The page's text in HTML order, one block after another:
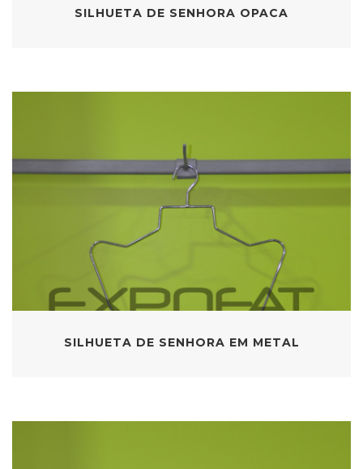
SILHUETA DE SENHORA OPACA
SILHUETA DE SENHORA EM METAL